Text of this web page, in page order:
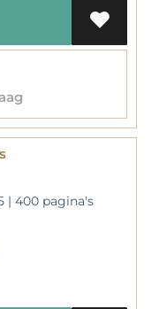
| 400 pagina's